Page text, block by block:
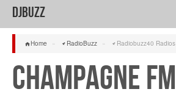
DJBuzz
Home » RadioBuzz » Radiobuzz40 Radios
Champagne FM